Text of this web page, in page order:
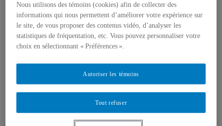
Numéros en texte intégral
5 | Varia 2026
4 | Varia 2022
3 | Varia 2020-21
2 | Varia 2019
1 | Varia 2018
6 | Édition JMF 2023
5 | Édition JMF 2022
4 | Édition JMF 2020-21
3 | Édition JMF 2019
2 | Édition JMF 2018
1 | Édition JMF 2017
Nous utilisons des témoins (cookies) afin de collecter des
informations qui nous permettent d’améliorer votre expérience sur
le site, de vous proposer des contenus vidéo, d’analyser les
statistiques de fréquentation, etc. Vous pouvez personnaliser votre
choix en sélectionnant « Préférences ».
Tout refuser
Autoriser les témoins